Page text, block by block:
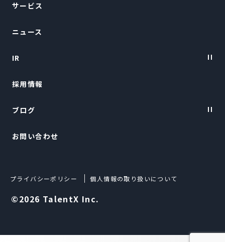
Vision・Purpose
会社概要
経営陣紹介
サービス
ニュース
IR
IRニュース
経営情報
財務ハイライト
採用情報
ブログ
TalentX LIFE
お問い合わせ
©2026 TalentX Inc.
プライバシーポリシー 個人情報の取り扱いについて